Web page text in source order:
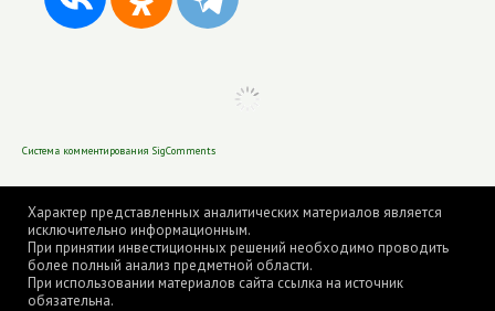
Система комментирования SigComments
Характер представленных аналитических материалов является
исключительно информационным.
При принятии инвестиционных решений необходимо проводить
более полный анализ предметной области.
При использовании материалов сайта ссылка на источник
обязательна.